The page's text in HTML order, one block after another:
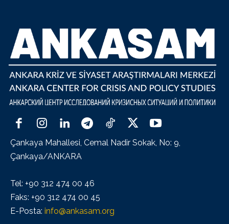
Çankaya Mahallesi, Cemal Nadir Sokak, No: 9,
Çankaya/ANKARA
Tel: +90 312 474 00 46
Faks: +90 312 474 00 45
E-Posta: info@ankasam.org